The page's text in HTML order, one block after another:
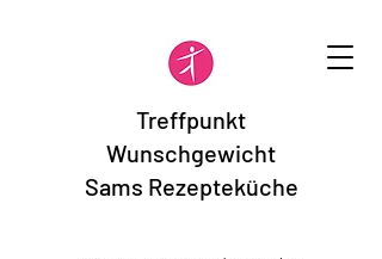
Treffpunkt
Wunschgewicht
Sams Rezepteküche